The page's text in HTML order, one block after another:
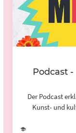
Podcast
Der Podcast
Kunst- und